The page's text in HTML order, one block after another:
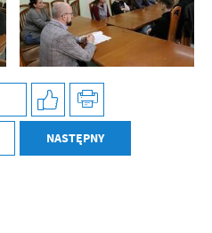
NASTĘPNY